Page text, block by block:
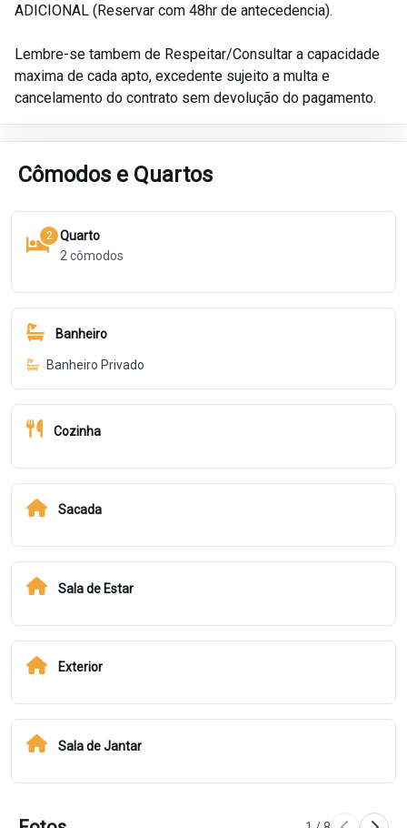
ADICIONAL (Reservar com 48hr de antecedencia).
Lembre-se tambem de Respeitar/Consultar a capacidade
maxima de cada apto, excedente sujeito a multa e
cancelamento do contrato sem devolução do pagamento.
Cômodos e Quartos
2
Quarto
2 cômodos
Banheiro
Banheiro Privado
Cozinha
Sacada
Sala de Estar
Exterior
Sala de Jantar